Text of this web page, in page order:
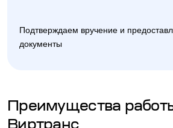
Подтверждаем вручение и
документы
Преимущества